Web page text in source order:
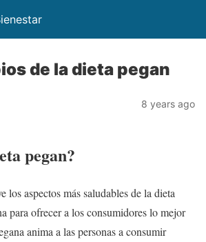
de la dieta pegan
8 years ago
pegan?
los aspectos más saludables de la dieta
para ofrecer a los consumidores lo mejor
anima a las personas a consumir